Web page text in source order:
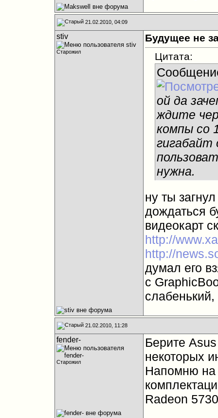
21.02.2010, 04:09
stiv
Старожил
Будущее не
Цитата:
ой да
ждите
компы со
нужна.
ну ты
дождаться
видеокарт
http://
http://
думал его
с
21.02.2010, 11:28
fender-
Старожил
Берите
некоторых
Напомню на
Radeon